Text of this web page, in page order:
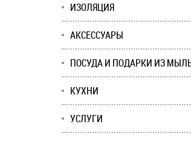
ИЗОЛЯЦИЯ
АКСЕССУАРЫ
ПОСУДА И ПОДАРКИ ИЗ
КУХНИ
УСЛУГИ